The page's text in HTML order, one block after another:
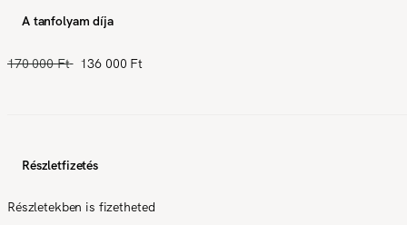
A tanfolyam díja
170 000 Ft 136 000 Ft
Részletfizetés
Részletekben is fizetheted